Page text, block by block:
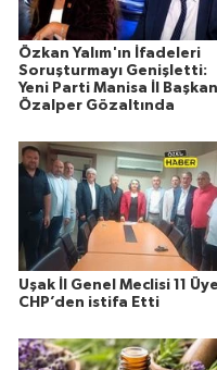
Özkan Yalım'ın İfadeleri
Soruşturmayı Genişletti:
Yeni Parti Manisa İl
Özalper Gözaltında
Uşak İl Genel Meclisi 11
CHP’den istifa Etti